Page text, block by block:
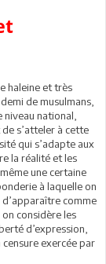
haleine et très
de musulmans,
national,
s’atteler à cette
qui s’adapte aux
la réalité et les
une certaine
à laquelle on
comme
considère les
d’expression,
exercée par